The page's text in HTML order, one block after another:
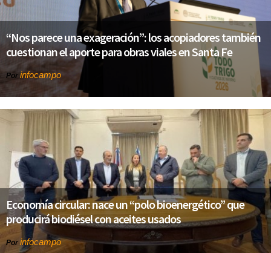
“Nos parece una exageración”: los acopiadores también
cuestionan el aporte para obras viales en Santa Fe
Por infocampo
Economía circular: nace un “polo bioenergético” que
producirá biodiésel con aceites usados
Por infocampo